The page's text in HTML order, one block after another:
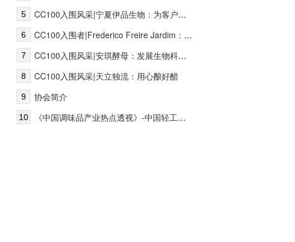
5 CC100入围风采|宁夏伊品生物：为客户创造价值，提供多种组合的食品营养成分解决方案服务
6 CC100入围者|Frederico Freire Jardim：让全球更多消费者快乐
7 CC100入围风采|安琪酵母：发展生物科技，创新健康生活
8 CC100入围风采|天立独流：用心酿好醋
9 协会简介
10 《中国调味品产业热点透视》-中国轻工业出版社